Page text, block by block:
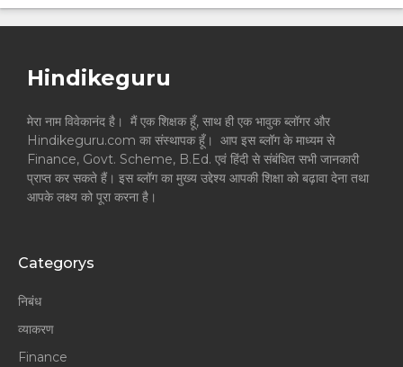
Hindikeguru
मेरा नाम विवेकानंद है। मैं एक शिक्षक हूँ, साथ ही एक भावुक ब्लॉगर और
Hindikeguru.com का संस्थापक हूँ। आप इस ब्लॉग के माध्यम से
Finance, Govt. Scheme, B.Ed. एवं हिंदी से संबंधित सभी जानकारी
प्राप्त कर सकते हैं। इस ब्लॉग का मुख्य उद्देश्य आपकी शिक्षा को बढ़ावा देना तथा
आपके लक्ष्य को पूरा करना है।
Categorys
निबंध
व्याकरण
Finance